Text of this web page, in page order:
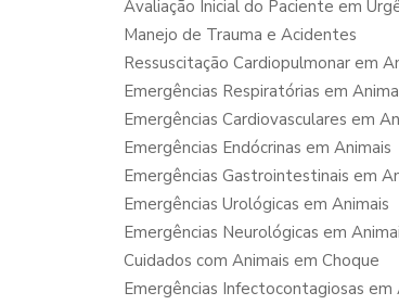
Avaliação Inicial do Paciente em
Manejo de Trauma e Acidentes
Ressuscitação Cardiopulmonar em
Emergências Respiratórias em
Emergências Cardiovasculares em
Emergências Endócrinas em Animais
Emergências Gastrointestinais em
Emergências Urológicas em Animais
Emergências Neurológicas em
Cuidados com Animais em Choque
Emergências Infectocontagiosas em